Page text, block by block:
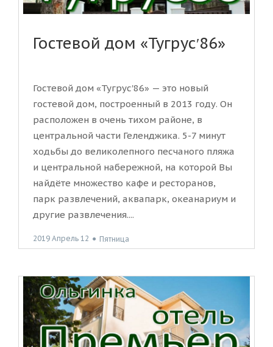
Гостевой дом «Тугрус′86»
Гостевой дом «Тугрус′86» — это новый
гостевой дом, построенный в 2013 году. Он
расположен в очень тихом районе, в
центральной части Геленджика. 5-7 минут
ходьбы до великолепного песчаного пляжа
и центральной набережной, на которой Вы
найдёте множество кафе и ресторанов,
парк развлечений, аквапарк, океанариум и
другие развлечения....
2019 Апрель 12 ● Пятница